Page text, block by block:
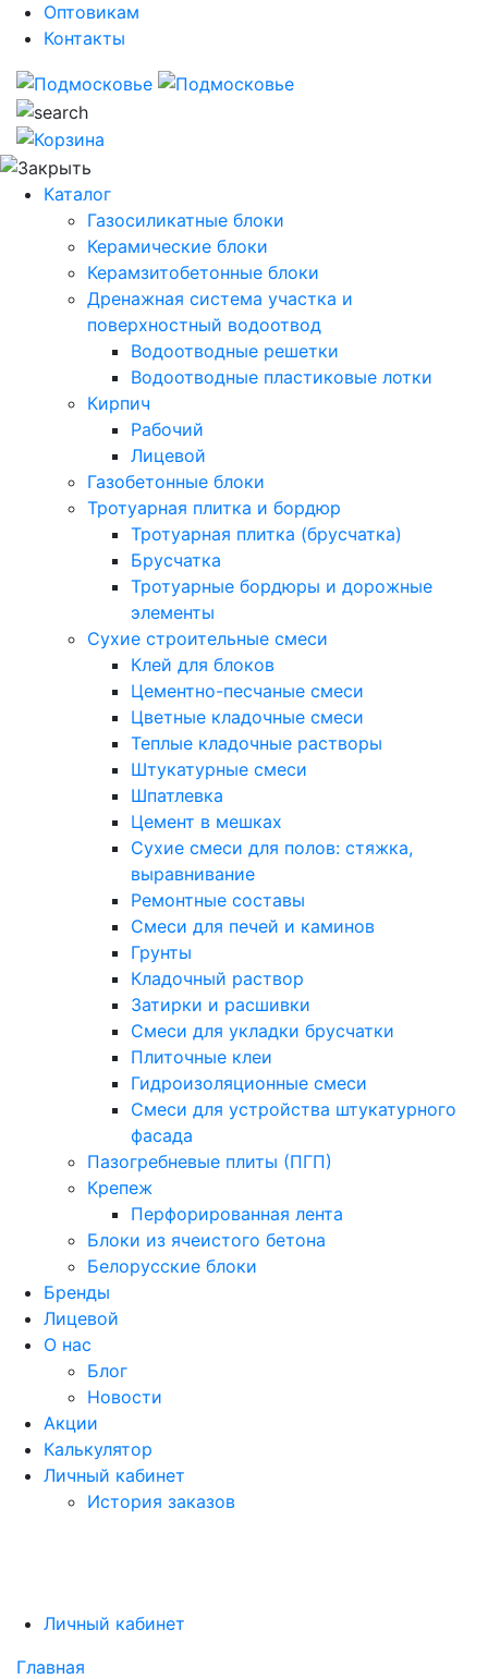
Оптовикам
Контакты
Каталог
Газосиликатные блоки
Керамические блоки
Керамзитобетонные блоки
Дренажная система участка и
поверхностный водоотвод
Водоотводные решетки
Водоотводные пластиковые лотки
Кирпич
Рабочий
Лицевой
Газобетонные блоки
Тротуарная плитка и бордюр
Тротуарная плитка (брусчатка)
Брусчатка
Тротуарные бордюры и дорожные
элементы
Сухие строительные смеси
Клей для блоков
Цементно-песчаные смеси
Цветные кладочные смеси
Теплые кладочные растворы
Штукатурные смеси
Шпатлевка
Цемент в мешках
Сухие смеси для полов: стяжка,
выравнивание
Ремонтные составы
Смеси для печей и каминов
Грунты
Кладочный раствор
Затирки и расшивки
Смеси для укладки брусчатки
Плиточные клеи
Гидроизоляционные смеси
Смеси для устройства штукатурного
фасада
Пазогребневые плиты (ПГП)
Крепеж
Перфорированная лента
Блоки из ячеистого бетона
Белорусские блоки
Бренды
Лицевой
О нас
Блог
Новости
Акции
Калькулятор
Личный кабинет
История заказов
Личный кабинет
Главная